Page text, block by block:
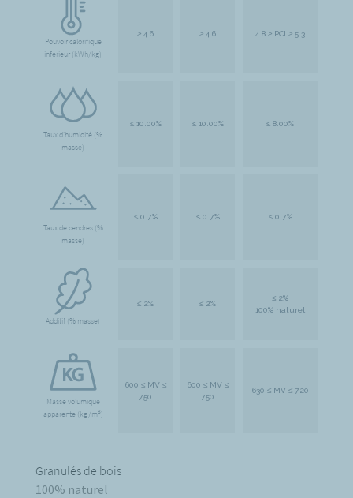
Pouvoir calorifique
inférieur (kWh/kg)
≥ 4.6 ≥ 4.6 4.8 ≥ PCI ≥ 5.3
Taux d'humidité (%
masse)
≤ 10.00% ≤ 10.00% ≤ 8.00%
Taux de cendres (%
masse)
≤ 0.7% ≤ 0.7% ≤ 0.7%
Additif (% masse)
≤ 2% ≤ 2%
≤ 2%
100% naturel
Masse volumique
apparente (kg/m 3 )
600 ≤ MV ≤
750
600 ≤ MV ≤
750
630 ≤ MV ≤ 720
Granulés de bois
100% naturel